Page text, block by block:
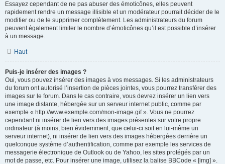
Essayez cependant de ne pas abuser des émoticônes, elles peuvent
rapidement rendre un message illisible et un modérateur pourrait décider de le
modifier ou de le supprimer complètement. Les administrateurs du forum
peuvent également limiter le nombre d’émoticônes qu’il est possible d’insérer
à un message.
Haut
Puis-je insérer des images ?
Oui, vous pouvez insérer des images à vos messages. Si les administrateurs
du forum ont autorisé l’insertion de pièces jointes, vous pourrez transférer des
images sur le forum. Dans le cas contraire, vous devrez insérer un lien vers
une image distante, hébergée sur un serveur internet public, comme par
exemple « http://www.exemple.com/mon-image.gif ». Vous ne pourrez
cependant ni insérer de lien vers des images présentes sur votre propre
ordinateur (à moins, bien évidemment, que celui-ci soit en lui-même un
serveur internet), ni insérer de lien vers des images hébergées derrière un
quelconque système d’authentification, comme par exemple les services de
messagerie électronique de Outlook ou de Yahoo, les sites protégés par un
mot de passe, etc. Pour insérer une image, utilisez la balise BBCode « [img] ».